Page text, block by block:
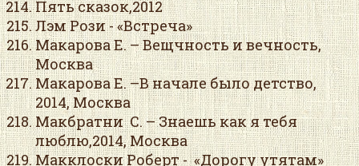
Пять сказок,2012
Лэм Рози - «Встреча»
Макарова Е. – Вещчность и вечность,
Москва
Макарова Е. –В начале было детство,
2014, Москва
Макбратни С. – Знаешь как я тебя
люблю,2014, Москва
Макклоски Роберт - «Дорогу утятам»